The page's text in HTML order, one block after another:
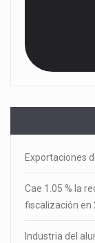
Exportaciones
Cae 1.05 % la
fiscalización en
Industria del